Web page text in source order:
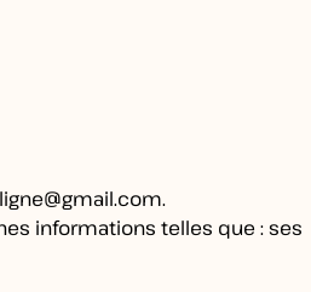
.
informations telles que : ses